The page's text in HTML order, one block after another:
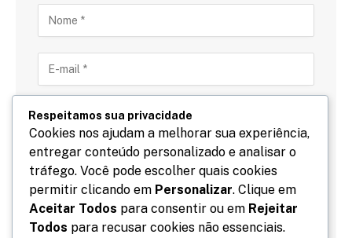
Salve meu nome, email e site neste navegador para
a próxima vez que eu comentar.
Respeitamos sua privacidade
Cookies nos ajudam a melhorar sua experiência,
entregar conteúdo personalizado e analisar o
tráfego. Você pode escolher quais cookies
permitir clicando em Personalizar. Clique em
Aceitar Todos para consentir ou em Rejeitar
Todos para recusar cookies não essenciais.